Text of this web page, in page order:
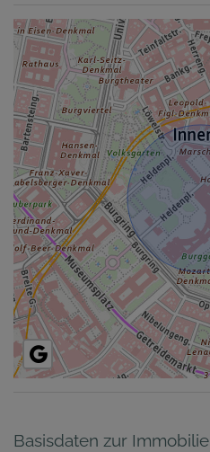
Basisdaten zur Immobilie